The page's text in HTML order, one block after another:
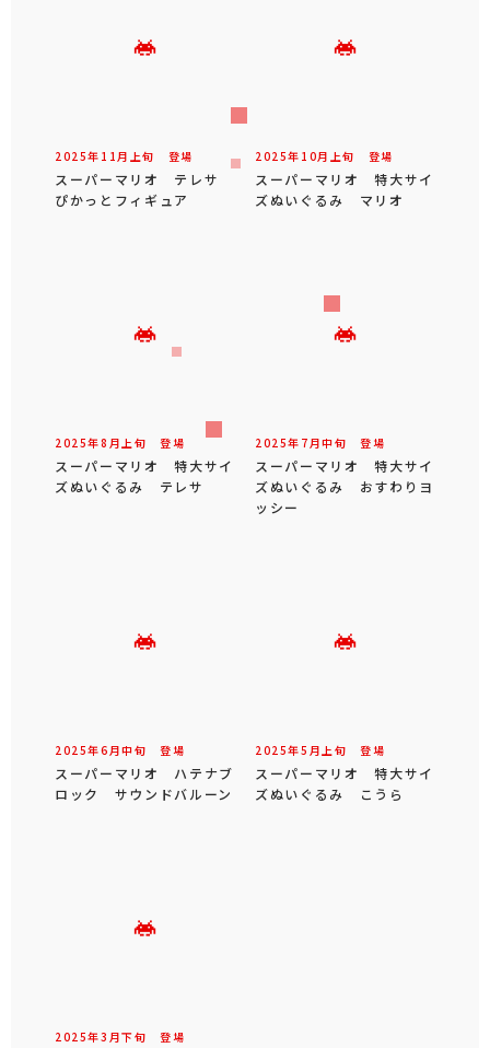
2025年 11 月 上旬 登場
スーパーマリオ テレサ
ぴかっとフィギュア
2025年 10月 上旬 登場
スーパーマリオ 特大サイ
ズぬいぐるみ マリオ
2025年8 月 上旬 登場
スーパーマリオ 特大サイ
ズぬいぐるみ テレサ
2025年 7 月中旬 登場
スーパーマリオ 特大サイ
ズぬいぐるみ おすわりヨ
ッシー
2025年6 月中旬 登場
スーパーマリオ ハテナブ
ロック サウンドバルーン
2025年5 月 上旬 登場
スーパーマリオ 特大サイ
ズぬいぐるみ こうら
2025年3 月下旬 登場